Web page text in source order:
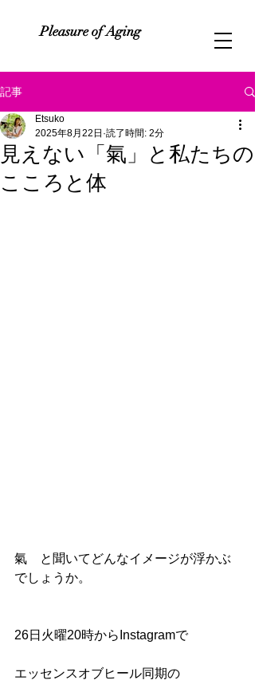
Pleasure of Aging
記事
見えない「氣」と私たちの
こころと体
Etsuko
2025年8月22日 読了時間: 2分
氣　と聞いてどんなイメージが浮かぶ
でしょうか。
26日火曜20時からInstagramで
エッセンスオブヒール同期の